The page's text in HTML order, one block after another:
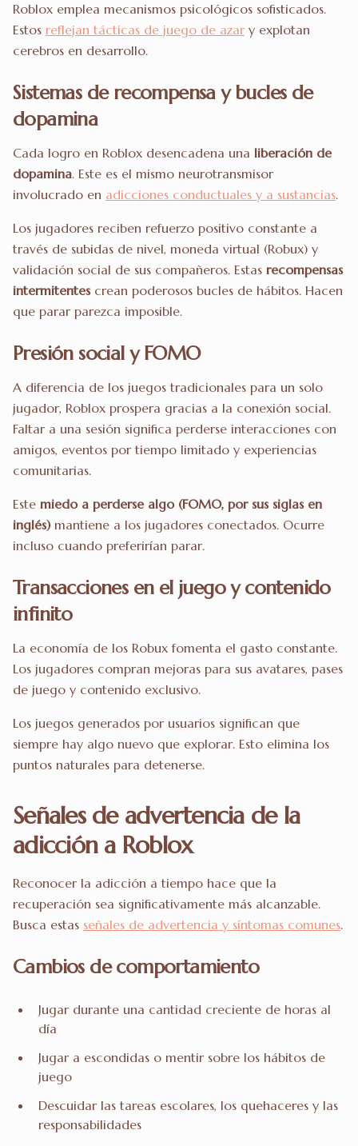
Roblox emplea mecanismos psicológicos sofisticados.
Estos reflejan tácticas de juego de azar y explotan
cerebros en desarrollo.
Sistemas de recompensa y bucles de
dopamina
Cada logro en Roblox desencadena una liberación de
dopamina. Este es el mismo neurotransmisor
involucrado en adicciones conductuales y a sustancias.
Los jugadores reciben refuerzo positivo constante a
través de subidas de nivel, moneda virtual (Robux) y
validación social de sus compañeros. Estas recompensas
intermitentescrean poderosos bucles de hábitos. Hacen
que parar parezca imposible.
Presión social y FOMO
A diferencia de los juegos tradicionales para un solo
jugador, Roblox prospera gracias a la conexión social.
Faltar a una sesión significa perderse interacciones con
amigos, eventos por tiempo limitado y experiencias
comunitarias.
Este miedo a perderse algo (FOMO, por sus siglas en
inglés)mantiene a los jugadores conectados. Ocurre
incluso cuando preferirían parar.
Transacciones en el juego y contenido
infinito
La economía de los Robux fomenta el gasto constante.
Los jugadores compran mejoras para sus avatares, pases
de juego y contenido exclusivo.
Los juegos generados por usuarios significan que
siempre hay algo nuevo que explorar. Esto elimina los
puntos naturales para detenerse.
Señales de advertencia de la
adicción a Roblox
Reconocer la adicción a tiempo hace que la
recuperación sea significativamente más alcanzable.
Busca estas señales de advertencia y síntomas comunes.
Cambios de comportamiento
Jugar durante una cantidad creciente de horas al
día
Jugar a escondidas o mentir sobre los hábitos de
juego
Descuidar las tareas escolares, los quehaceres y las
responsabilidades